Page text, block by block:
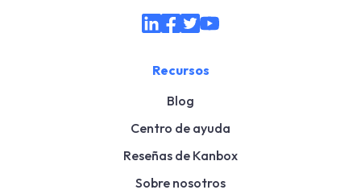
Recursos
Blog
Centro de ayuda
Reseñas de Kanbox
Sobre nosotros